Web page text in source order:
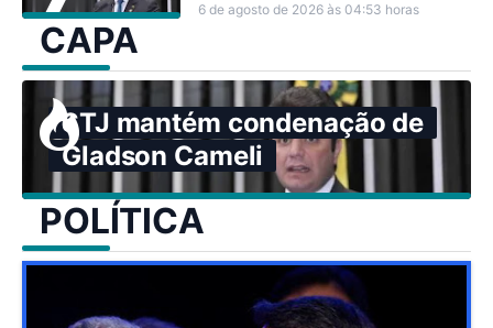
6 de agosto de 2026 às 04:53 horas
CAPA
STJ mantém condenação de
Gladson Cameli
POLÍTICA